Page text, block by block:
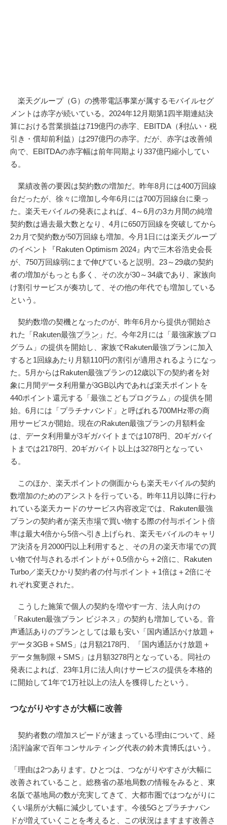
楽天グループ（G）の携帯電話事業が属するモバイルセグ
メントは赤字が続いている。2024年12月期第1四半期連結決
算における営業損益は719億円の赤字、EBITDA（利払い・税
引き・償却前利益）は297億円の赤字。だが、赤字は改善傾
向で、EBITDAの赤字幅は前年同期より337億円縮小してい
る。
業績改善の要因は契約数の増加だ。昨年8月には400万回線
台だったが、徐々に増加し今年6月には700万回線台に乗っ
た。楽天モバイルの発表によれば、4～6月の3カ月間の純増
契約数は過去最大数となり、4月に650万回線を突破してから
2カ月で契約数が50万回線も増加。今月1日には楽天グループ
のイベント『Rakuten Optimism 2024』内で三木谷浩史会長
が、750万回線弱にまで伸びていると説明。23～29歳の契約
者の増加がもっとも多く、その次が30～34歳であり、家族向
け割引サービスが奏功して、その他の年代でも増加している
という。
契約数増の契機となったのが、昨年6月から提供が開始さ
れた「Rakuten最強プラン 」だ。今年2月には「最強家族プロ
グラム」の提供を開始し、家族でRakuten最強プランに加入
すると1回線あたり月額110円の割引が適用されるようになっ
た。5月からはRakuten最強プランの12歳以下の契約者を対
象に月間データ利用量が3GB以内であれば楽天ポイントを
440ポイント還元する「最強こどもプログラム」の提供を開
始。6月には「プラチナバンド」と呼ばれる700MHz帯の商
用サービスが開始。現在のRakuten最強プランの月額料金
は、データ利用量が3ギガバイトまでは1078円、20ギガバイ
トまでは2178円、20ギガバイト以上は3278円となってい
る。
このほか、楽天ポイントの側面からも楽天モバイルの契約
数増加のためのアシストを行っている。昨年11月以降に行わ
れている楽天カードのサービス内容改定では、Rakuten最強
プランの契約者が楽天市場で買い物する際の付与ポイント倍
率は最大4倍から5倍へ引き上げられ、楽天モバイルのキャリ
ア決済を月2000円以上利用すると、その月の楽天市場での買
い物で付与されるポイントが＋0.5倍から＋2倍に、Rakuten
Turbo／楽天ひかり契約者の付与ポイント＋1倍は＋2倍にそ
れぞれ変更された。
こうした施策で個人の契約を増やす一方、法人向けの
「Rakuten最強プラン ビジネス」の契約も増加している。音
声通話ありのプランとしては最も安い「国内通話かけ放題＋
データ3GB＋SMS」は月額2178円、「国内通話かけ放題＋
データ無制限＋SMS」は月額3278円となっている。同社の
発表によれば、23年1月に法人向けサービスの提供を本格的
に開始して1年で1万社以上の法人を獲得したという。
つながりやすさが大幅に改善
契約者数の増加スピードが速まっている理由について、経
済評論家で百年コンサルティング代表の鈴木貴博氏はいう。
「理由は2つあります。ひとつは、つながりやすさが大幅に
改善されていること。総務省の基地局数の情報をみると、東
名阪で基地局の数が充実してきて、大都市圏ではつながりに
くい場所が大幅に減少しています。今後5Gとプラチナバン
ドが増えていくことを考えると、この状況はますます改善さ